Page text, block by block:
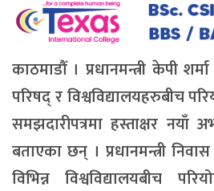
काठमाडौँ । प्रधानमन्त्री केपी
परिषद् र विश्वविद्यालयहरुबीच
समझदारीपत्रमा हस्ताक्षर नयाँ
बताएका छन् । प्रधानमन्त्री
विभिन्न विश्वविद्यालयबीच